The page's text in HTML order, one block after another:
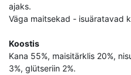
ajaks.
Väga maitsekad - isuäratavad
Koostis
Kana 55%, maisitärklis 20%,
3%, glütseriin 2%.